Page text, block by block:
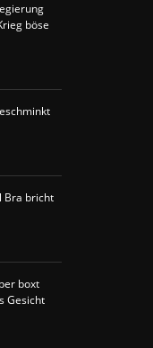
böse
Bra bricht
boxt
Gesicht